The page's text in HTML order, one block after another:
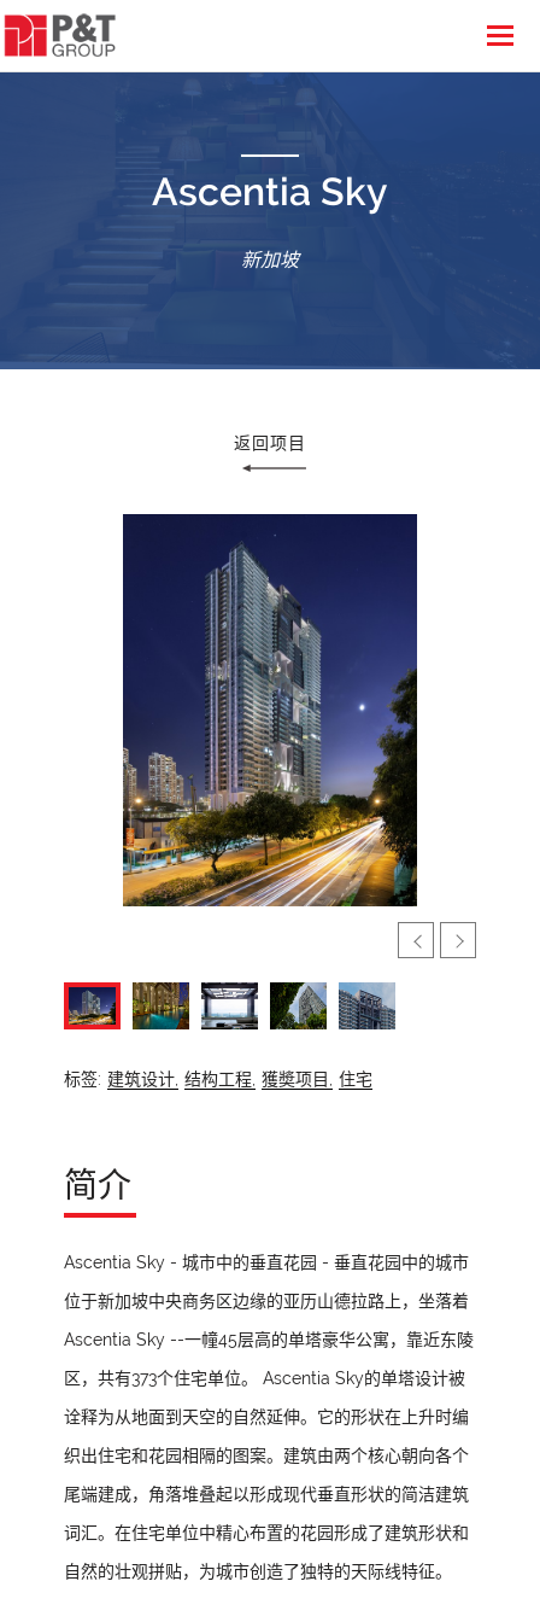
Ascentia Sky
新加坡
返回项目
标签: 建筑设计, 结构工程, 獲奬项目, 住宅
简介
Ascentia Sky - 城市中的垂直花园 - 垂直花园中的城市
位于新加坡中央商务区边缘的亚历山德拉路上，坐落着
Ascentia Sky --一幢45层高的单塔豪华公寓，靠近东陵
区，共有373个住宅单位。 Ascentia Sky的单塔设计被
诠释为从地面到天空的自然延伸。它的形状在上升时编
织出住宅和花园相隔的图案。建筑由两个核心朝向各个
尾端建成，角落堆叠起以形成现代垂直形状的简洁建筑
词汇。在住宅单位中精心布置的花园形成了建筑形状和
自然的壮观拼贴，为城市创造了独特的天际线特征。